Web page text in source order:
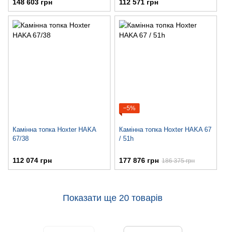
148 603 грн 112 571 грн
Камінна топка Hoxter HAKA
67/38
112 074 грн
−5%
Камінна топка Hoxter HAKA 67
/ 51h
177 876 грн 186 375 грн
Показати ще 20 товарів